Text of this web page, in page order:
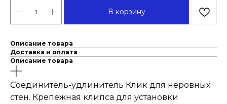
В корзину
Описание товара
Доставка и оплата
Описание товара
Соединитель-удлинитель Клик для неровных
стен. Крепежная клипса для установки